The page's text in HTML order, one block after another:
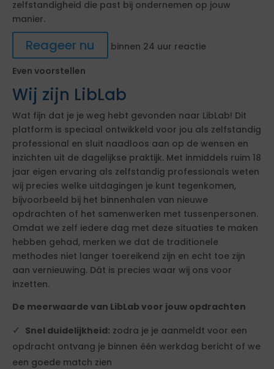
zelfstandigheid die past bij ondernemen op jouw
manier.
Reageer nu
binnen 24 uur reactie
Even voorstellen
Wij zijn LibLab
Wat fijn dat je je weg hebt gevonden naar LibLab! Dit
platform is speciaal ontwikkeld voor jou als zelfstandig
professional en sluit naadloos aan op de wensen en
inzichten uit de dagelijkse praktijk. Met inmiddels ruim 18
jaar eigen ervaring als zelfstandig professionals weten
wij precies welke uitdagingen je kunt tegenkomen,
bijvoorbeeld bij het binnenhalen van nieuwe
opdrachten of het samenwerken met tussenpersonen.
Omdat we zelf iedere dag met deze situaties te maken
hebben gehad, merken we dat de traditionele
methodes niet langer toereikend zijn en echt toe zijn
aan vernieuwing. Dát is precies waar wij ons voor
inzetten.
De meerwaarde van LibLab voor jouw opdrachten
Snel duidelijkheid: zodra je je aanmeldt voor een
opdracht ontvang je binnen één werkdag bericht of we
een goede match zien